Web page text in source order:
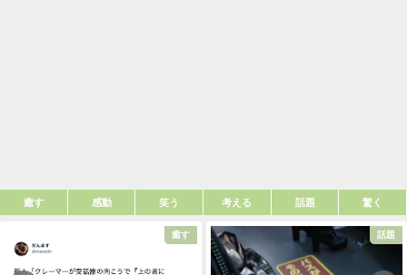
癒す 感動 笑う 考える 話題 驚く
癒す 話題